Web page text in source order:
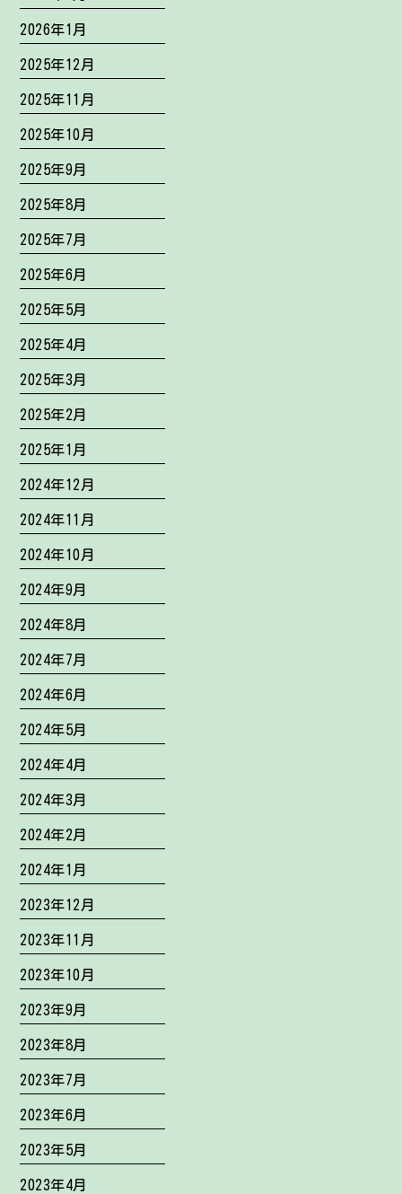
2026年1月
2025年12月
2025年11月
2025年10月
2025年9月
2025年8月
2025年7月
2025年6月
2025年5月
2025年4月
2025年3月
2025年2月
2025年1月
2024年12月
2024年11月
2024年10月
2024年9月
2024年8月
2024年7月
2024年6月
2024年5月
2024年4月
2024年3月
2024年2月
2024年1月
2023年12月
2023年11月
2023年10月
2023年9月
2023年8月
2023年7月
2023年6月
2023年5月
2023年4月